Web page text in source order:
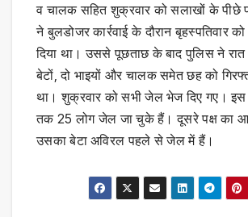
व चालक सहित शुक्रवार को सलाखों के पीछे
ने बुलडोजर कार्रवाई के दौरान बृहस्पतिवार
दिया था। उससे पूछताछ के बाद पुलिस ने
बेटों, दो भाइयों और चालक समेत छह को
था। शुक्रवार को सभी जेल भेज दिए गए।
तक 25 लोग जेल जा चुके हैं। दूसरे पक्ष का
उसका बेटा अविरल पहले से जेल में हैं।